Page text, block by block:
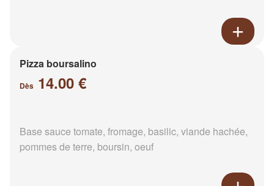
Pizza boursalino
Dès 14.00 €
Base sauce tomate, fromage, basilic, viande hachée,
pommes de terre, boursin, oeuf